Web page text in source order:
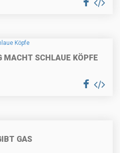
MACHT SCHLAUE KÖPFE
GAS